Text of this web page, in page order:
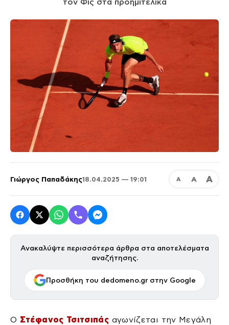
τον Φις στα προημιτελικά
Γιώργος Παπαδάκης18.04.2025 — 19:01 Α Α Α
Ανακαλύψτε περισσότερα άρθρα στα αποτελέσματα
αναζήτησης.
Προσθήκη του dedomeno.gr στην Google
Ο Στέφανος Τσιτσιπάς αγωνίζεται την Μεγάλη